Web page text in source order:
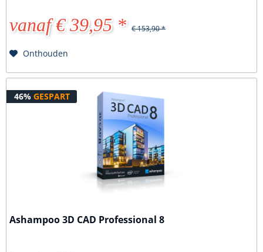
vanaf € 39,95 * € 153,90 *
Onthouden
46% GESPART
Ashampoo 3D CAD Professional 8